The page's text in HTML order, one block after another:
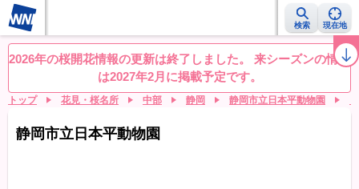
検索 現在地
桜レーダー 名所ランキング 桜開花予想NEWS お花見動画 目的別
2026年の桜開花情報の更新は終了しました。 来シーズンの情報
は2027年2月に掲載予定です。
トップ 花見・桜名所 中部 静岡 静岡市立日本平動物園
静岡市立日本平動物園